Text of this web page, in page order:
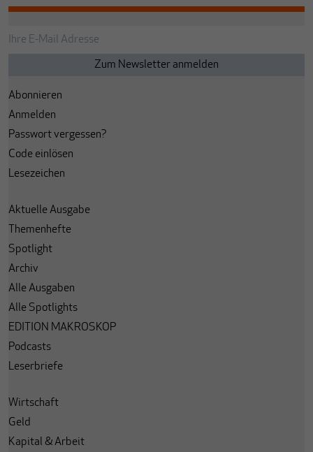
Abonnieren
Anmelden
Passwort vergessen?
Code einlösen
Lesezeichen
Aktuelle Ausgabe
Themenhefte
Spotlight
Archiv
Alle Ausgaben
Alle Spotlights
EDITION MAKROSKOP
Podcasts
Leserbriefe
Wirtschaft
Geld
Kapital & Arbeit